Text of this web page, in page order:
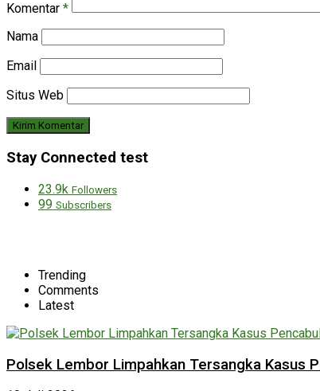
Komentar *
Nama
Email
Situs Web
Stay Connected test
23.9k Followers
99 Subscribers
Trending
Comments
Latest
Polsek Lembor Limpahkan Tersangka Kasus